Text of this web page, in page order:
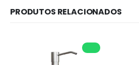
PRODUTOS RELACIONADOS